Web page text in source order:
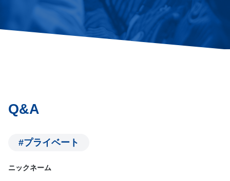
Q&A
#プライベート
ニックネーム